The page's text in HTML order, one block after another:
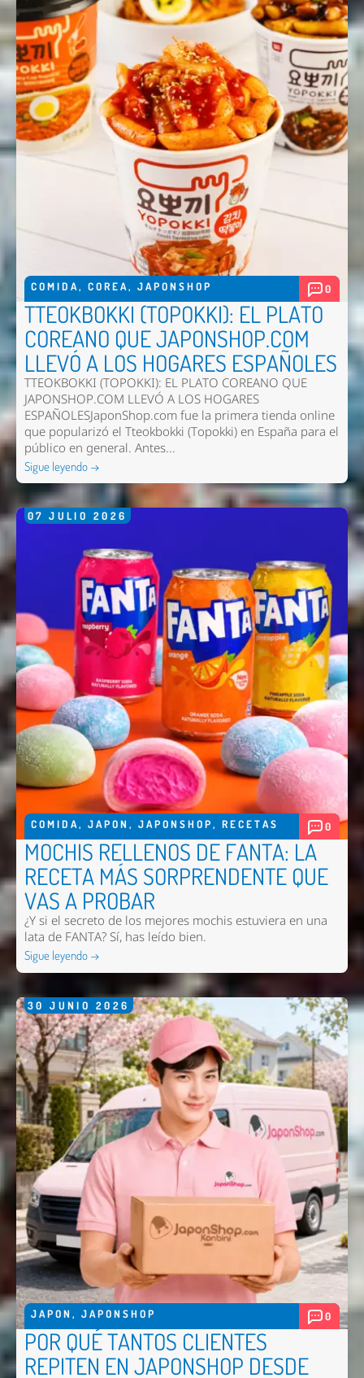
COMIDA, COREA, JAPONSHOP 0
TTEOKBOKKI (TOPOKKI): EL PLATO
COREANO QUE JAPONSHOP.COM
LLEVÓ A LOS HOGARES ESPAÑOLES
TTEOKBOKKI (TOPOKKI): EL PLATO COREANO QUE
JAPONSHOP.COM LLEVÓ A LOS HOGARES
ESPAÑOLESJaponShop.com fue la primera tienda online
que popularizó el Tteokbokki (Topokki) en España para el
público en general. Antes...
Sigue leyendo →
07 JULIO 2026
COMIDA, JAPON , JAPONSHOP, RECETAS 0
MOCHIS RELLENOS DE FANTA: LA
RECETA MÁS SORPRENDENTE QUE
VAS A PROBAR
¿Y si el secreto de los mejores mochis estuviera en una
lata de FANTA? Sí, has leído bien.
Sigue leyendo →
30 JUNIO 2026
JAPON , JAPONSHOP 0
POR QUÉ TANTOS CLIENTES
REPITEN EN JAPONSHOP DESDE